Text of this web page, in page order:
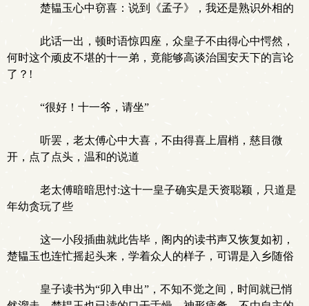
楚韫玉心中窃喜：说到《孟子》，我还是熟识外相的
此话一出，顿时语惊四座，众皇子不由得心中愕然，
何时这个顽皮不堪的十一弟，竟能够高谈治国安天下的言论
了？!
“很好！十一爷，请坐”
听罢，老太傅心中大喜，不由得喜上眉梢，慈目微
开，点了点头，温和的说道
老太傅暗暗思忖:这十一皇子确实是天资聪颖，只道是
年幼贪玩了些
这一小段插曲就此告毕，阁内的读书声又恢复如初，
楚韫玉也连忙摇起头来，学着众人的样子，可谓是入乡随俗
皇子读书为“卯入申出”，不知不觉之间，时间就已悄